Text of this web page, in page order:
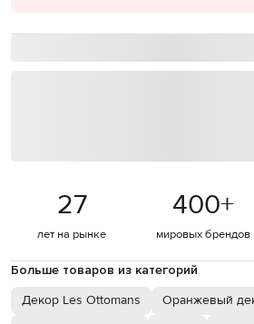
27
лет на рынке
400+
мировых брендов
Больше товаров из категорий
Декор Les Ottomans
Оранжевый